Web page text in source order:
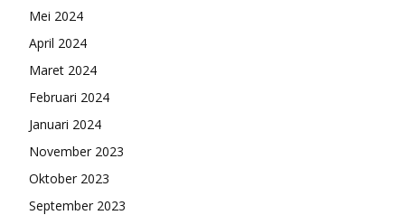
Mei 2024
April 2024
Maret 2024
Februari 2024
Januari 2024
November 2023
Oktober 2023
September 2023